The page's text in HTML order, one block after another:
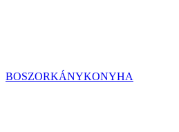
BOSZORKÁNYKONYHA